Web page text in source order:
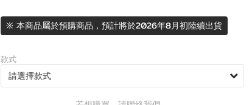
※ 本商品屬於預購商品，預計將於2026年8月初陸續出貨
款式